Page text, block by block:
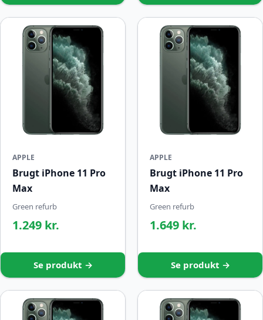
APPLE
Brugt iPhone 11 Pro
Max
Green refurb
1.249 kr.
Se produkt →
APPLE
Brugt iPhone 11 Pro
Max
Green refurb
1.649 kr.
Se produkt →